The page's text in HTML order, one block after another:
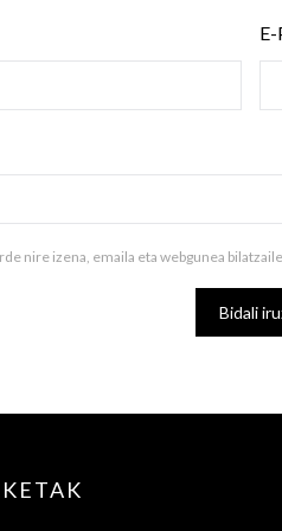
nire izena, emaila eta webgunea